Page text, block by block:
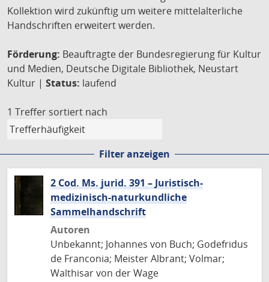
Kollektion wird zukünftig um weitere mittelalterliche
Handschriften erweitert werden.
Förderung: Beauftragte der Bundesregierung für Kultur
und Medien, Deutsche Digitale Bibliothek, Neustart
Kultur | Status: laufend
1 Treffer sortiert nach
Filter anzeigen
2 Cod. Ms. jurid. 391 – Juristisch-
medizinisch-naturkundliche
Sammelhandschrift
Autoren
Unbekannt; Johannes von Buch; Godefridus
de Franconia; Meister Albrant; Volmar;
Walthisar von der Wage